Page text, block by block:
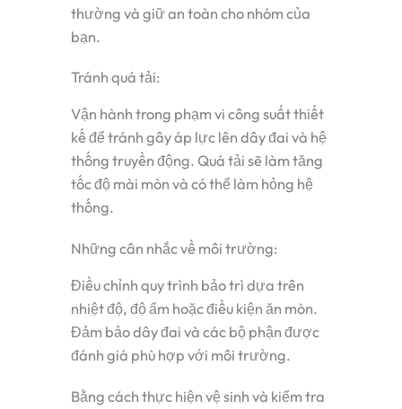
thường và giữ an toàn cho nhóm của
bạn.
Tránh quá tải:
Vận hành trong phạm vi công suất thiết
kế để tránh gây áp lực lên dây đai và hệ
thống truyền động. Quá tải sẽ làm tăng
tốc độ mài mòn và có thể làm hỏng hệ
thống.
Những cân nhắc về môi trường:
Điều chỉnh quy trình bảo trì dựa trên
nhiệt độ, độ ẩm hoặc điều kiện ăn mòn.
Đảm bảo dây đai và các bộ phận được
đánh giá phù hợp với môi trường.
Bằng cách thực hiện vệ sinh và kiểm tra